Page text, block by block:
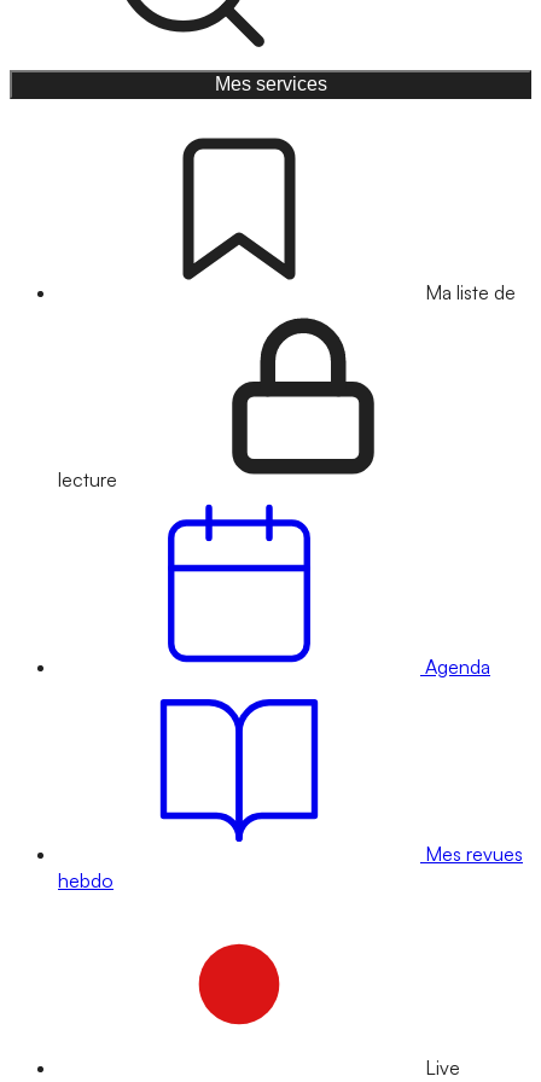
Mes services
Ma liste de
lecture
Agenda
Mes revues
hebdo
Live